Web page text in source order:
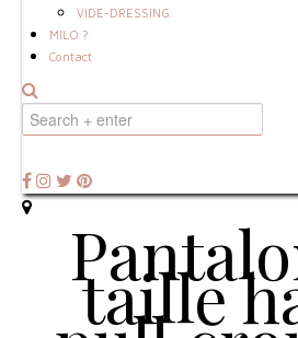
VIDE-DRESSING
MILO ?
Contact
taille